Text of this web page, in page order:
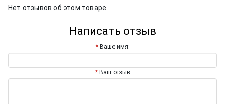
Нет отзывов об этом товаре.
Написать отзыв
Ваше имя:
Ваш отзыв